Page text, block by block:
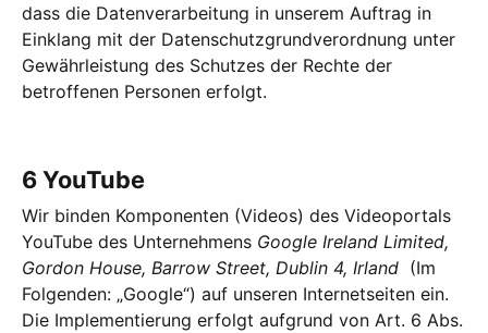
dass die Datenverarbeitung in unserem Auftrag in
Einklang mit der Datenschutzgrundverordnung unter
Gewährleistung des Schutzes der Rechte der
betroffenen Personen erfolgt.
6 YouTube
Wir binden Komponenten (Videos) des Videoportals
YouTube des Unternehmens Google Ireland Limited,
Gordon House, Barrow Street, Dublin 4, Irland (Im
Folgenden: „Google“) auf unseren Internetseiten ein.
Die Implementierung erfolgt aufgrund von Art. 6 Abs.